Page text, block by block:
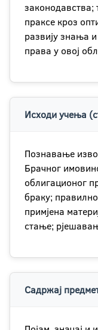
законодавства;
праксе кроз
развију знања
права у овој
Исходи учења
Познавање
Брачног
облигационог
браку;
примјена
стање;
Садржај